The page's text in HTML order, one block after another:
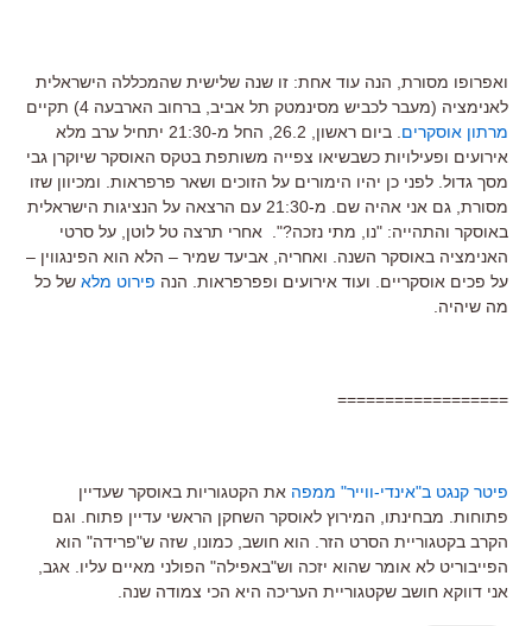
ואפרופו מסורת, הנה עוד אחת: זו שנה שלישית שהמכללה הישראלית
לאנימציה (מעבר לכביש מסינמטק תל אביב, ברחוב הארבעה 4) תקיים
מרתון אוסקרים
. ביום ראשון, 26.2, החל מ-21:30 יתחיל ערב מלא
אירועים ופעילויות כשבשיאו צפייה משותפת בטקס האוסקר שיוקרן גבי
מסך גדול. לפני כן יהיו הימורים על הזוכים ושאר פרפראות. ומכיוון שזו
מסורת, גם אני אהיה שם. מ-21:30 עם הרצאה על הנציגות הישראלית
באוסקר והתהייה: "נו, מתי נזכה?". אחרי תרצה טל לוטן, על סרטי
האנימציה באוסקר השנה. ואחריה, אביעד שמיר – הלא הוא הפינגווין –
על פכים אוסקריים. ועוד אירועים ופפרפראות. הנה פירוט מלא של כל
מה שיהיה.
==================
פיטר קנגט ב"אינדי-ווייר" ממפה את הקטגוריות באוסקר שעדיין
פתוחות. מבחינתו, המירוץ לאוסקר השחקן הראשי עדיין פתוח. וגם
הקרב בקטגוריית הסרט הזר. הוא חושב, כמונו, שזה ש"פרידה" הוא
הפייבוריט לא אומר שהוא יזכה וש"באפילה" הפולני מאיים עליו. אגב,
אני דווקא חושב שקטגוריית העריכה היא הכי צמודה שנה.